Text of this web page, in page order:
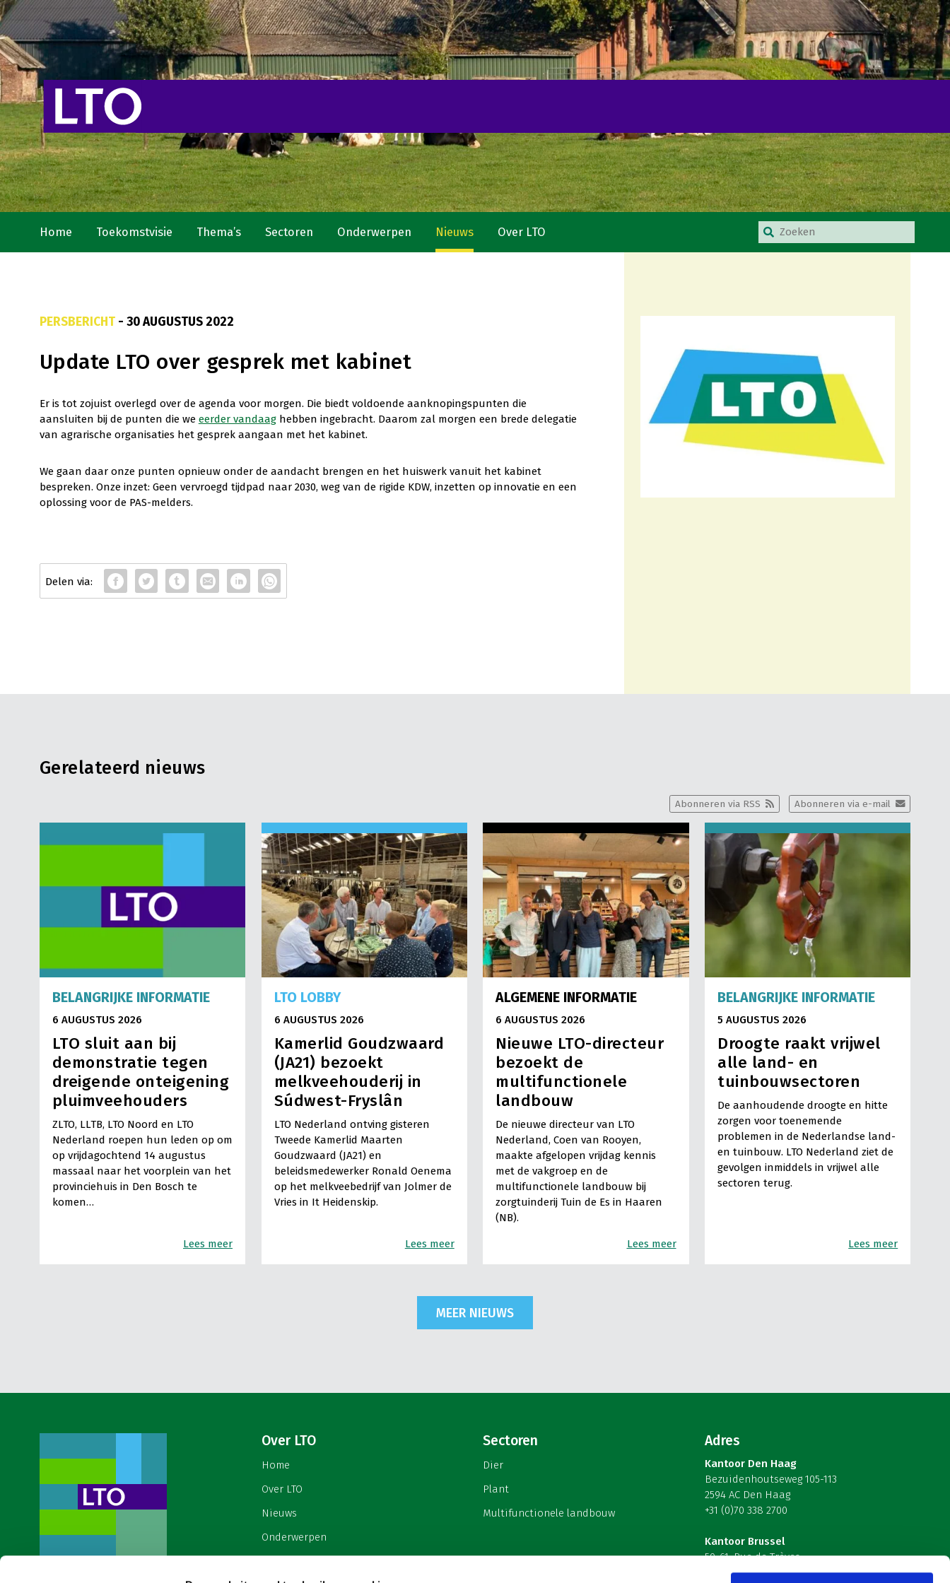
Home Toekomstvisie Thema’s Sectoren Onderwerpen Nieuws Over LTO
PERSBERICHT- 30 AUGUSTUS 2022
Update LTO over gesprek met kabinet
Er is tot zojuist overlegd over de agenda voor morgen. Die biedt voldoende aanknopingspunten die
aansluiten bij de punten die we eerder vandaaghebben ingebracht. Daarom zal morgen een brede delegatie
van agrarische organisaties het gesprek aangaan met het kabinet.
We gaan daar onze punten opnieuw onder de aandacht brengen en het huiswerk vanuit het kabinet
bespreken. Onze inzet: Geen vervroegd tijdpad naar 2030, weg van de rigide KDW, inzetten op innovatie en een
oplossing voor de PAS-melders.
Gerelateerd nieuws
Abonneren via e-mail
Abonneren via RSS
BELANGRIJKE INFORMATIE
6 AUGUSTUS 2026
LTO sluit aan bij
demonstratie tegen
dreigende onteigening
pluimveehouders
ZLTO, LLTB, LTO Noord en LTO
Nederland roepen hun leden op om
op vrijdagochtend 14 augustus
massaal naar het voorplein van het
provinciehuis in Den Bosch te
komen…
Lees meer
LTO LOBBY
6 AUGUSTUS 2026
Kamerlid Goudzwaard
(JA21) bezoekt
melkveehouderij in
Súdwest-Fryslân
LTO Nederland ontving gisteren
Tweede Kamerlid Maarten
Goudzwaard (JA21) en
beleidsmedewerker Ronald Oenema
op het melkveebedrijf van Jolmer de
Vries in It Heidenskip.
Lees meer
ALGEMENE INFORMATIE
6 AUGUSTUS 2026
Nieuwe LTO-directeur
bezoekt de
multifunctionele
landbouw
De nieuwe directeur van LTO
Nederland, Coen van Rooyen,
maakte afgelopen vrijdag kennis
met de vakgroep en de
multifunctionele landbouw bij
zorgtuinderij Tuin de Es in Haaren
(NB).
Lees meer
BELANGRIJKE INFORMATIE
5 AUGUSTUS 2026
Droogte raakt vrijwel
alle land- en
tuinbouwsectoren
De aanhoudende droogte en hitte
zorgen voor toenemende
problemen in de Nederlandse land-
en tuinbouw. LTO Nederland ziet de
gevolgen inmiddels in vrijwel alle
sectoren terug.
Lees meer
MEER NIEUWS
Over LTO
Home
Over LTO
Nieuws
Onderwerpen
Sectoren
Dier
Plant
Multifunctionele landbouw
Adres
Kantoor Den Haag
Bezuidenhoutseweg 105-113
2594 AC Den Haag
+31 (0)70 338 2700
Kantoor Brussel
59-61, Rue de Trèves
B-1040 Brussel – België